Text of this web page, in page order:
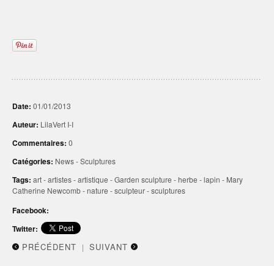
Date: 01/01/2013
Auteur: LilaVert I-I
Commentaires: 0
Catégories: News-Sculptures
Tags: art-artistes-artistique -Garden sculpture -herbe -lapin - Mary
Catherine Newcomb-nature -sculpteur-sculptures
Facebook:
Twitter:
PRÉCÉDENT | SUIVANT